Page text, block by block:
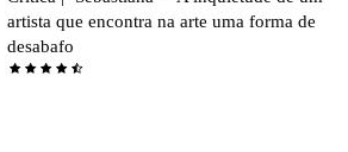
artista que encontra na arte uma forma de
desabafo